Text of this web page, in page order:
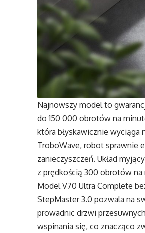
Najnowszy model to
do 150 000 obrotów na
która błyskawicznie
TroboWave, robot sprawnie
zanieczyszczeń. Układ
z prędkością 300 obrotów na
Model V70 Ultra Complete
StepMaster 3.0 pozwala na
prowadnic drzwi
wspinania się, co znacząco